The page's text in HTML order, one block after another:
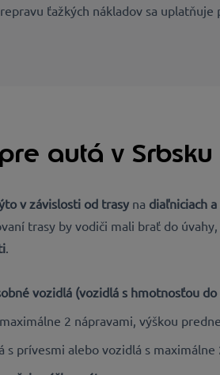
ťažkých nákladov sa
autá v Srbsku
v závislosti od trasy na diaľniciach
trasy by vodiči mali brať do úvahy,
vozidlá (vozidlá s hmotnosťou
2 nápravami, výškou
s prívesmi alebo vozidlá s